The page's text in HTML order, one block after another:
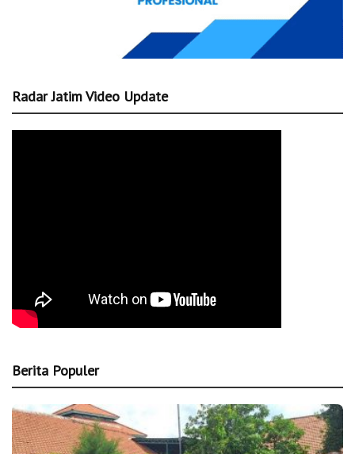
Radar Jatim Video Update
Berita Populer